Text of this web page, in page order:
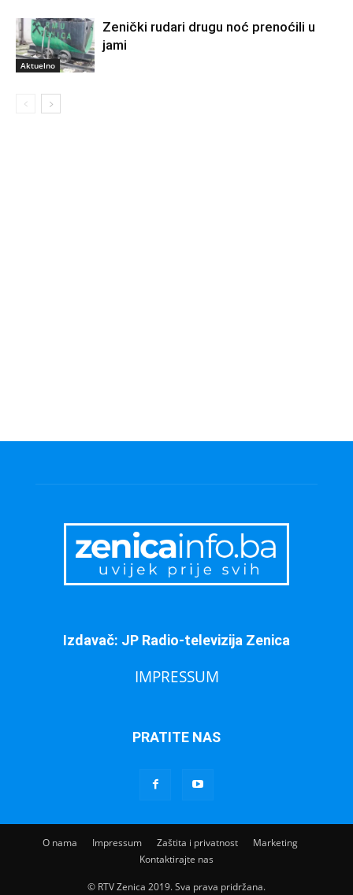
Aktuelno
Zenički rudari drugu noć prenoćili u
jami
Izdavač: JP Radio-televizija Zenica
IMPRESSUM
PRATITE NAS
O nama Impressum Zaštita i privatnost
Marketing
Kontaktirajte nas
© RTV Zenica 2019. Sva prava pridržana.